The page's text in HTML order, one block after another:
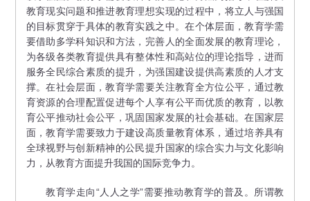
教育现实问题和推进教育理想实现的过程中，将立人与强国
的目标贯穿于具体的教育实践之中。在个体层面，教育学需
要借助多学科知识和方法，完善人的全面发展的教育理论，
为各级各类教育提供具有整体性和高站位的理论指导，进而
服务全民综合素质的提升，为强国建设提供高素质的人才支
撑。在社会层面，教育学需要关注教育全方位公平，通过教
育资源的合理配置促进每个人享有公平而优质的教育，以教
育公平推动社会公平，巩固国家发展的社会基础。在国家层
面，教育学需要致力于建设高质量教育体系，通过培养具有
全球视野与创新精神的公民提升国家的综合实力与文化影响
力，从教育方面提升我国的国际竞争力。
教育学走向“人人之学”需要推动教育学的普及。所谓教